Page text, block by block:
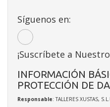
Síguenos en:
¡Suscríbete a
INFORMACIÓN
PROTECCIÓN DE
Responsable: TALLERES XUSTAS,